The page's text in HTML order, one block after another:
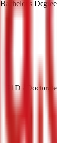
Bachelor's Degree
PhD / Doctorate